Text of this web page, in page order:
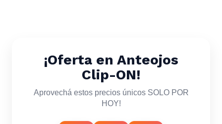
¡Oferta en Anteojos
Clip-ON!
Aprovechá estos precios únicos SOLO POR
HOY!